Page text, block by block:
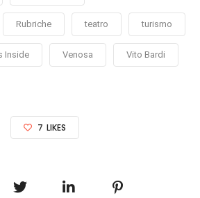
Rubriche teatro turismo
Inside Venosa Vito Bardi
7 LIKES